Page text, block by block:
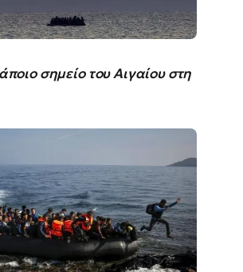
σημείο του Αιγαίου στη